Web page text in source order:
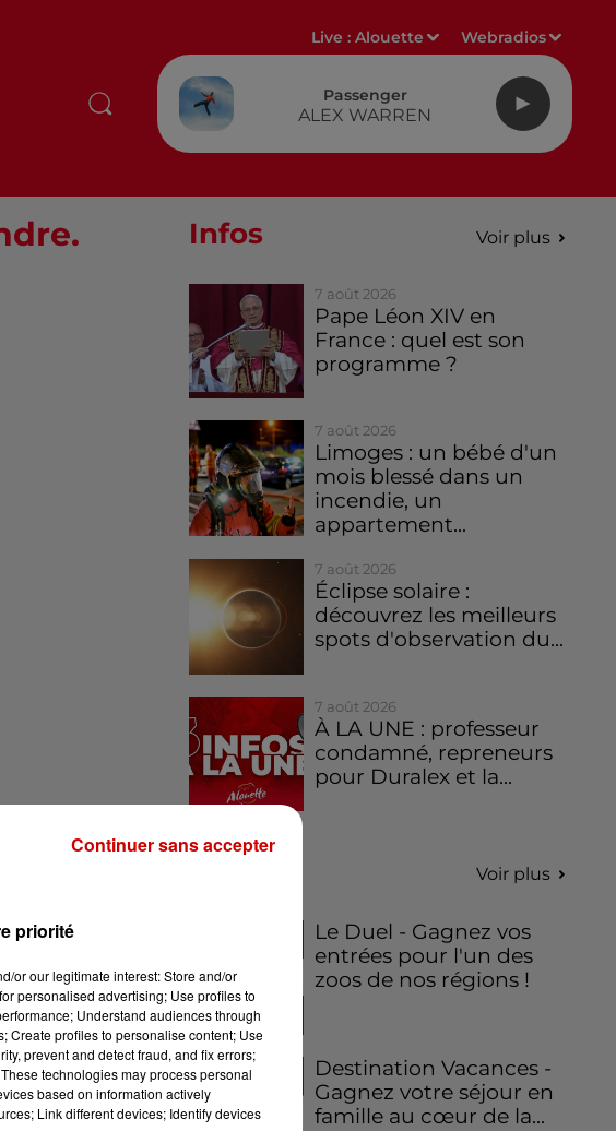
Live :Alouette Webradios
Passenger
ALEX WARREN
Infos Voir plus
7 août 2026
Pape Léon XIV en
France : quel est son
programme ?
7 août 2026
Limoges : un bébé d'un
mois blessé dans un
incendie, un
appartement...
7 août 2026
Éclipse solaire :
découvrez les meilleurs
spots d'observation du...
7 août 2026
À LA UNE : professeur
condamné, repreneurs
pour Duralex et la...
Voir plus
Le Duel - Gagnez vos
entrées pour l'un des
zoos de nos régions !
Destination Vacances -
Gagnez votre séjour en
famille au cœur de la...
priorité
or our legitimate interest: Store and/or
personalised advertising; Use profiles to
Understand audiences through
Create profiles to personalise content; Use
prevent and detect fraud, and fix errors;
technologies may process personal
based on information actively
Link different devices; Identify devices
Continuer sans accepter